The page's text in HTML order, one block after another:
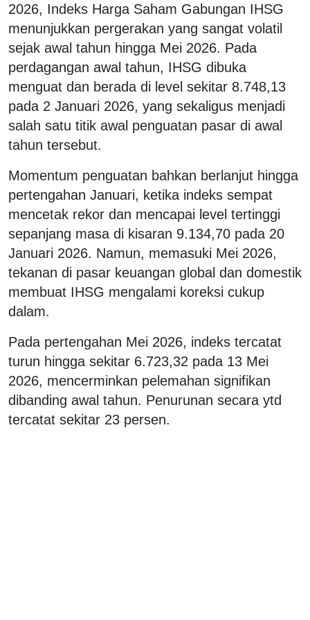
2026, Indeks Harga Saham Gabungan IHSG
menunjukkan pergerakan yang sangat volatil
sejak awal tahun hingga Mei 2026. Pada
perdagangan awal tahun, IHSG dibuka
menguat dan berada di level sekitar 8.748,13
pada 2 Januari 2026, yang sekaligus menjadi
salah satu titik awal penguatan pasar di awal
tahun tersebut.
Momentum penguatan bahkan berlanjut hingga
pertengahan Januari, ketika indeks sempat
mencetak rekor dan mencapai level tertinggi
sepanjang masa di kisaran 9.134,70 pada 20
Januari 2026. Namun, memasuki Mei 2026,
tekanan di pasar keuangan global dan domestik
membuat IHSG mengalami koreksi cukup
dalam.
Pada pertengahan Mei 2026, indeks tercatat
turun hingga sekitar 6.723,32 pada 13 Mei
2026, mencerminkan pelemahan signifikan
dibanding awal tahun. Penurunan secara ytd
tercatat sekitar 23 persen.